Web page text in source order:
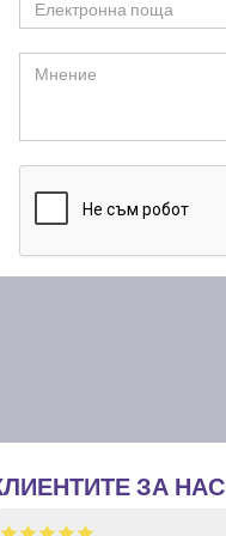
ЗА НАС